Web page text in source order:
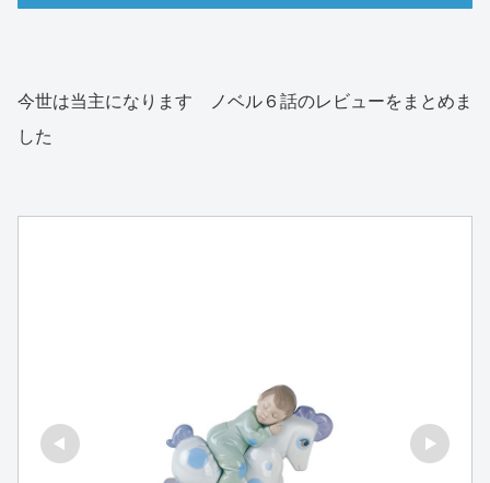
今世は当主になります ノベル６話のレビューをまとめま
した